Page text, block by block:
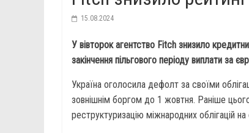
15.08.2024
У вівторок агентство Fitch знизило
закінчення пільгового періоду виплати за
Україна оголосила дефолт за своїми
зовнішнім боргом до 1 жовтня. Раніше
реструктуризацію міжнародних облігацій